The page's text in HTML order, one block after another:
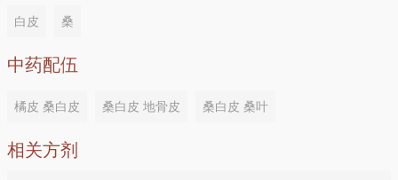
姜、大枣和饴糖水煎，去渣，取汁，温服。
白皮 桑
中药配伍
橘皮 桑白皮 桑白皮 地骨皮 桑白皮 桑叶
相关方剂